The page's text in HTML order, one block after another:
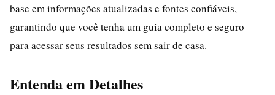
base em informações atualizadas e fontes confiáveis,
garantindo que você tenha um guia completo e seguro
para acessar seus resultados sem sair de casa.
Entenda em Detalhes